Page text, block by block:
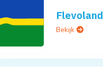
Flevoland
Bekijk